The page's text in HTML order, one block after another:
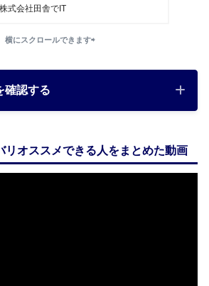
株式会社田舎でIT
横にスクロールできます⇨
確認する
会社田舎でIT
リオススメできる人をまとめた動画